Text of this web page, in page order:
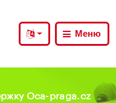
Меню
Oca-praga.cz